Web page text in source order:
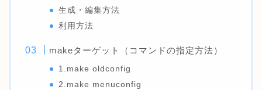
生成・編集方法
利用方法
makeターゲット（コマンドの指定方法）
1.make oldconfig
2.make menuconfig